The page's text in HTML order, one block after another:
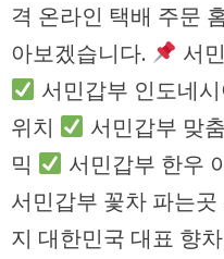
격 온라인 택배 주문
아보겠습니다.
서
서민갑부 인도네
위치
서민갑부 맞
믹
서민갑부 한우
서민갑부 꽃차 파는
지 대한민국 대표 향